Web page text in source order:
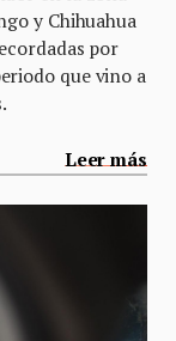
y Chihuahua
por
que vino a
Leer más